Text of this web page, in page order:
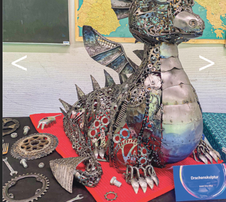
Anmelden
Haben Sie noch kein Konto?Registrieren Sie sich hier
Ja. Ich benötige ein
Abo.
Abo Angebote
Share Share
< >